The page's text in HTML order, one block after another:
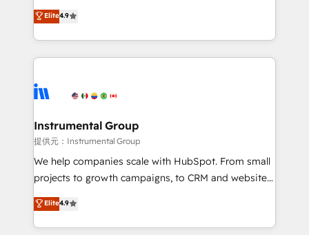
and service to drive sustainable growth With 6 key
HubSpot accreditations and experience across
teams has worked with clients just like you Let’s
explore whether S2 is the partner you’ve been
operational efficiency of HubSpot. The fastest-
growing tech-enabler & facilitator, MakeWebBetter,
hands you the blend of HubSpot expertise &
eminent solutions & integrations. Trust us to
Elite Partners with 10+ years of HubSpot experience
Premier Partner 2023 🌟5 HubSpot Accreditations 🌟
Won HubSpot Theme Challenge 2021 🌟INBOUND’19
HubSpot Rising Star Why us? Harnessing the full
potential of the powerful HubSpot CRM. ✔️A team of
HubSpot experience ✔️Flexible pricing models —
Hourly-fee (assigned one Dedicated HubSpot
Elite4.9
Instrumental Group
提供元：Instrumental Group
We help companies scale with HubSpot. From small
projects to growth campaigns, to CRM and websites.
Hire an agency that's experienced in every inch of
HubSpot and willing to work hand-in-hand with your
team to simplify the complex and build a better
Elite4.9